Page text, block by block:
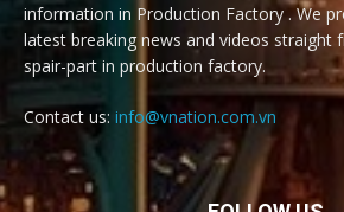
information in Production Factory . We
latest breaking news and videos straight
spair-part in production factory.
Contact us: info@vnation.com.vn